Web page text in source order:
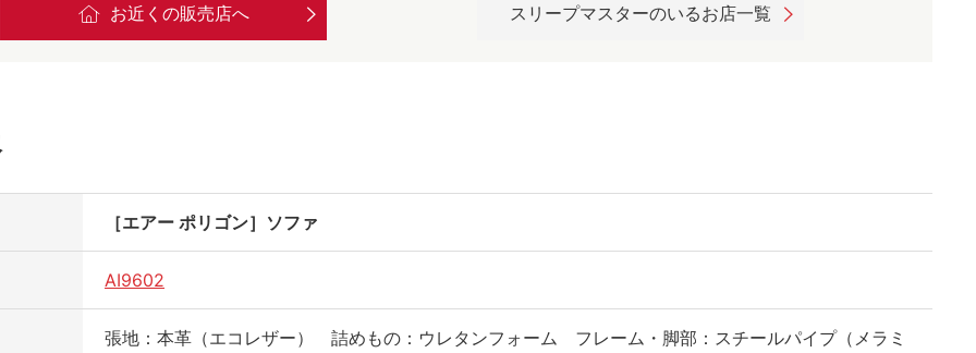
お近くの販売店へ スリープマスターのいるお店一覧
［エアー ポリゴン］ソファ
AI9602
張地：本革（エコレザー） 詰めもの：ウレタンフォーム フレーム・脚部：スチールパイプ（メラミ